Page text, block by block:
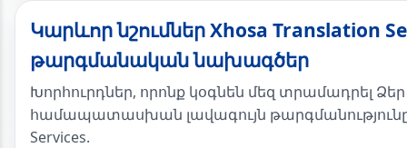
Կարևոր նշումներ Xhosa Translation
թարգմանական նախագծեր
Խորհուրդներ, որոնք կօգնեն մեզ տրամադրել
համապատասխան լավագույն թարգմանությունը
Services.